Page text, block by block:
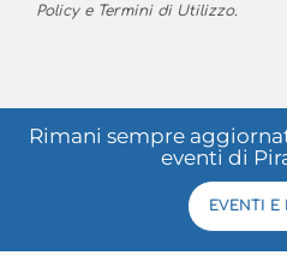
Policye Termini di Utilizzo.
Rimani sempre
eventi di
EVENTI E